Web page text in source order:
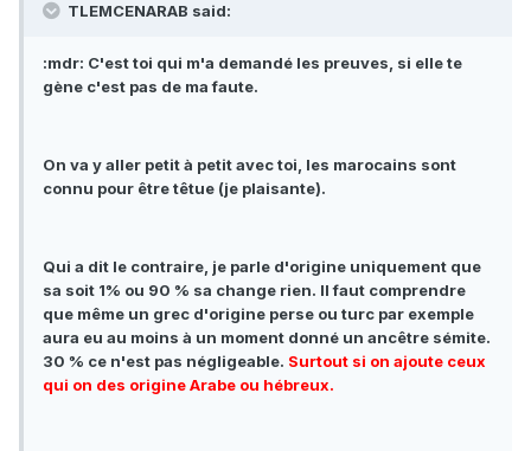
TLEMCENARAB said:
:mdr: C'est toi qui m'a demandé les preuves, si elle te
gène c'est pas de ma faute.
On va y aller petit à petit avec toi, les marocains sont
connu pour être têtue (je plaisante).
Qui a dit le contraire, je parle d'origine uniquement que
sa soit 1% ou 90 % sa change rien. Il faut comprendre
que même un grec d'origine perse ou turc par exemple
aura eu au moins à un moment donné un ancêtre sémite.
30 % ce n'est pas négligeable. Surtout si on ajoute ceux
qui on des origine Arabe ou hébreux.